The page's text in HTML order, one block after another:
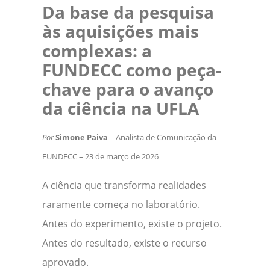
Da base da pesquisa
às aquisições mais
complexas: a
FUNDECC como peça-
chave para o avanço
da ciência na UFLA
PorSimone Paiva – Analista de Comunicação da
FUNDECC – 23 de março de 2026
A ciência que transforma realidades
raramente começa no laboratório.
Antes do experimento, existe o projeto.
Antes do resultado, existe o recurso
aprovado.